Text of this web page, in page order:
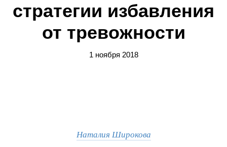
стратегии избавления
от тревожности
1 ноября 2018
Наталия Широкова